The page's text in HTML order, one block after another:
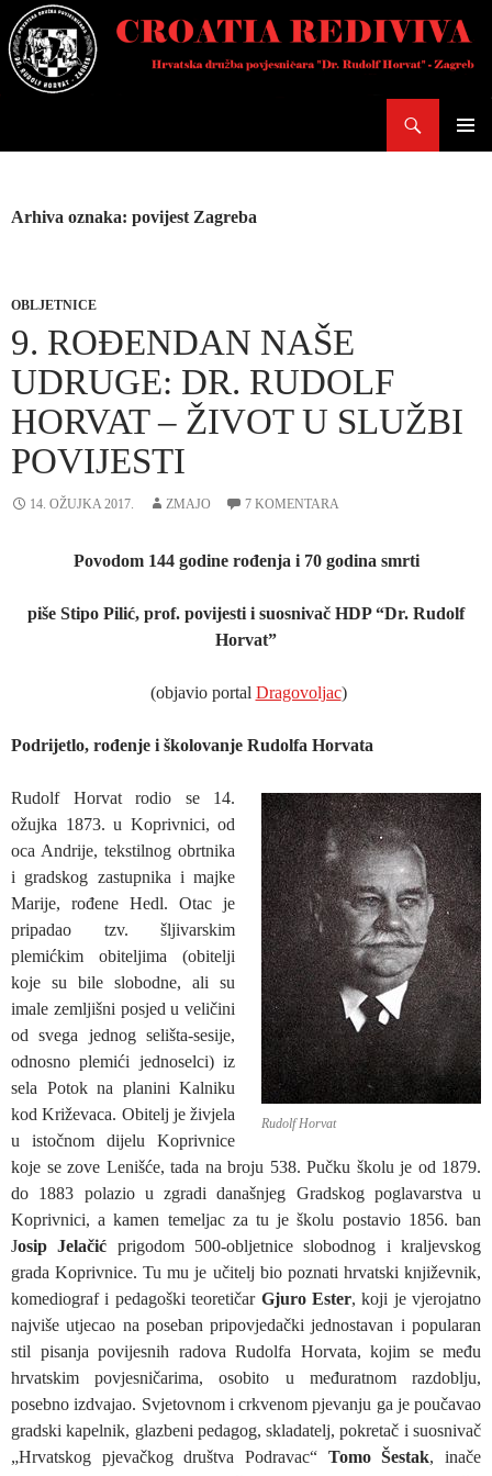
Skoči
do
sadržaja
Arhiva oznaka: povijest Zagreba
OBLJETNICE
9. ROĐENDAN NAŠE
UDRUGE: DR. RUDOLF
HORVAT – ŽIVOT U SLUŽBI
POVIJESTI
14. OŽUJKA 2017. ZMAJO 7 KOMENTARA
Povodom 144 godine rođenja i 70 godina smrti
piše Stipo Pilić, prof. povijesti i suosnivač HDP “Dr. Rudolf
Horvat”
(objavio portal Dragovoljac)
Podrijetlo, rođenje i školovanje Rudolfa Horvata
Rudolf Horvat
Rudolf Horvat rodio se 14.
ožujka 1873. u Koprivnici, od
oca Andrije, tekstilnog obrtnika
i gradskog zastupnika i majke
Marije, rođene Hedl. Otac je
pripadao tzv. šljivarskim
plemićkim obiteljima (obitelji
koje su bile slobodne, ali su
imale zemljišni posjed u veličini
od svega jednog selišta-sesije,
odnosno plemići jednoselci) iz
sela Potok na planini Kalniku
kod Križevaca. Obitelj je živjela
u istočnom dijelu Koprivnice
koje se zove Lenišće, tada na broju 538. Pučku školu je od 1879.
do 1883 polazio u zgradi današnjeg Gradskog poglavarstva u
Koprivnici, a kamen temeljac za tu je školu postavio 1856. ban
Josip Jelačić prigodom 500-obljetnice slobodnog i kraljevskog
grada Koprivnice. Tu mu je učitelj bio poznati hrvatski književnik,
komediograf i pedagoški teoretičar Gjuro Ester, koji je vjerojatno
najviše utjecao na poseban pripovjedački jednostavan i popularan
stil pisanja povijesnih radova Rudolfa Horvata, kojim se među
hrvatskim povjesničarima, osobito u međuratnom razdoblju,
posebno izdvajao. Svjetovnom i crkvenom pjevanju ga je poučavao
gradski kapelnik, glazbeni pedagog, skladatelj, pokretač i suosnivač
„Hrvatskog pjevačkog društva Podravac“ Tomo Šestak, inače